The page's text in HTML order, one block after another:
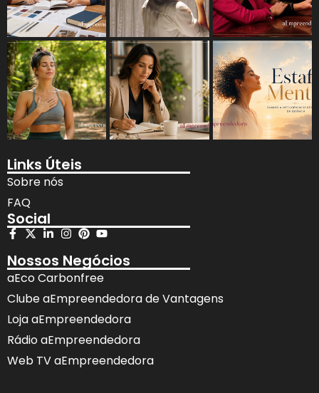
Links Úteis
Sobre nós
FAQ
Social
Nossos Negócios
aEco Carbonfree
Clube aEmpreendedora de Vantagens
Loja aEmpreendedora
Rádio aEmpreendedora
Web TV aEmpreendedora